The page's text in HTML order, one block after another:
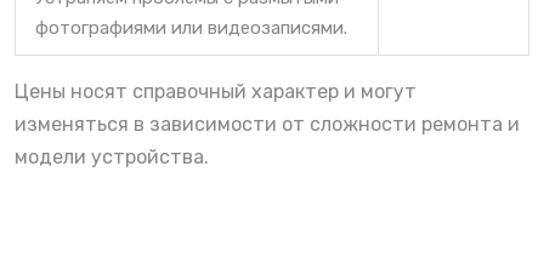
фотографиями или видеозаписями.
Цены носят справочный характер и могут
изменяться в зависимости от сложности ремонта и
модели устройства.